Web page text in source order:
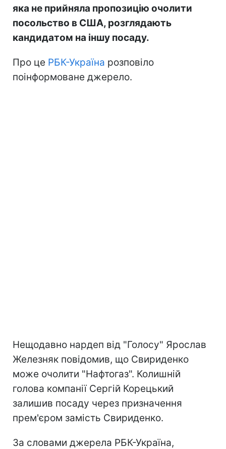
яка не прийняла пропозицію очолити
посольство в США, розглядають
кандидатом на іншу посаду.
Про це РБК-Україна розповіло
поінформоване джерело.
Нещодавно нардеп від "Голосу" Ярослав
Железняк повідомив, що Свириденко
може очолити "Нафтогаз". Колишній
голова компанії Сергій Корецький
залишив посаду через призначення
прем'єром замість Свириденко.
За словами джерела РБК-Україна,